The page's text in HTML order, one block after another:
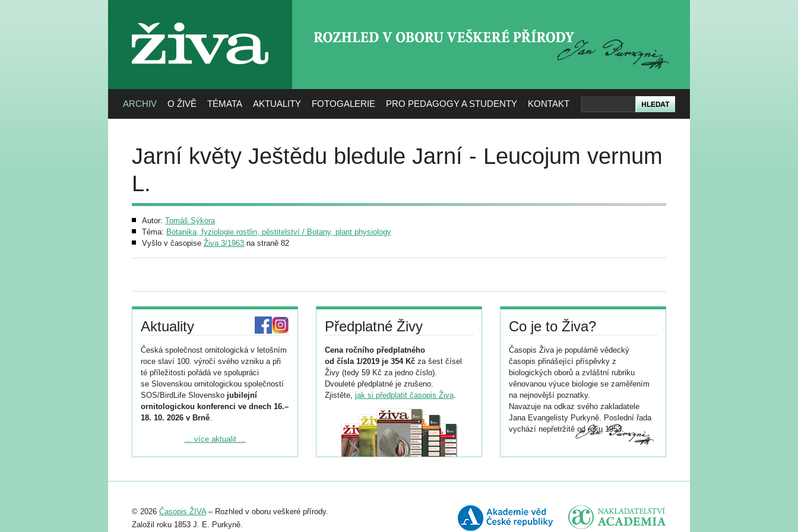
živa
ARCHIV O ŽIVĚ TÉMATA AKTUALITY FOTOGALERIE PRO PEDAGOGY A STUDENTY KONTAKT
Jarní květy Ještědu bledule Jarní - Leucojum vernum
L.
Autor: Tomáš Sýkora
Téma: Botanika, fyziologie rostlin, pěstitelství / Botany, plant physiology
Vyšlo v časopise Živa 3/1963 na straně 82
Aktuality
Česká společnost ornitologická v letošním
roce slaví 100. výročí svého vzniku a při
té příležitosti pořádá ve spolupráci
se Slovenskou ornitologickou společností
SOS/BirdLife Slovensko jubilejní
ornitologickou konferenci ve dnech 16.–
18. 10. 2026 v Brně.
Podrobnější informace ke konferenci
Registrovat se můžete do 6. září.
abstraktu přihlášené přednášky nebo
posteru je už 30. června.
... více aktualit ...
Předplatné Živy
Cena ročního předplatného
od čísla 1/2019 je 354 Kč za šest čísel
Živy (tedy 59 Kč za jedno číslo).
Dvouleté předplatné je zrušeno.
Zjistěte, jak si předplatit časopis Živa.
Co je to Živa?
Časopis Živa je populárně vědecký
časopis přinášející příspěvky z
biologických oborů a zvláštní rubriku
věnovanou výuce biologie se zaměřením
na nejnovější poznatky.
Navazuje na odkaz svého zakladatele
Jana Evangelisty Purkyně. Poslední řada
vychází nepřetržitě od roku 1953.
© 2026 Časopis ŽIVA– Rozhled v oboru veškeré přírody.
Založil roku 1853 J. E. Purkyně.